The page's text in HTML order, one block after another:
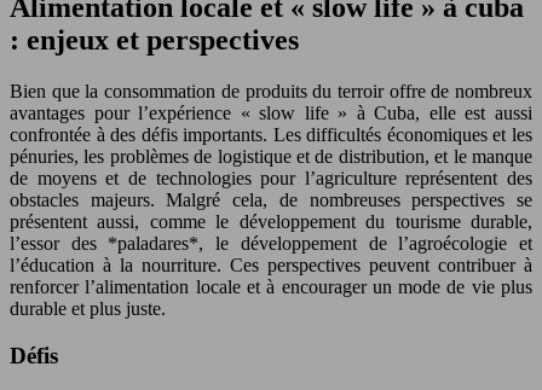
Alimentation locale et « slow life » à cuba
: enjeux et perspectives
Bien que la consommation de produits du terroir offre de nombreux
avantages pour l’expérience « slow life » à Cuba, elle est aussi
confrontée à des défis importants. Les difficultés économiques et les
pénuries, les problèmes de logistique et de distribution, et le manque
de moyens et de technologies pour l’agriculture représentent des
obstacles majeurs. Malgré cela, de nombreuses perspectives se
présentent aussi, comme le développement du tourisme durable,
l’essor des *paladares*, le développement de l’agroécologie et
l’éducation à la nourriture. Ces perspectives peuvent contribuer à
renforcer l’alimentation locale et à encourager un mode de vie plus
durable et plus juste.
Défis